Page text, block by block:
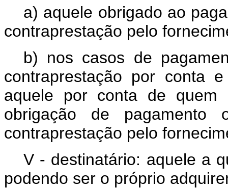
a) aquele obrigado ao
contraprestação pelo
b) nos casos de
contraprestação por conta
aquele por conta de
obrigação de
contraprestação pelo
V - destinatário: aquele a
podendo ser o próprio